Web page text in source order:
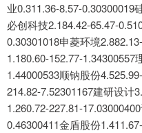
业0.311.36-8.57-0.30300019
必创科技2.184.42-65.47-
0.30301018申菱环境
1.180.60-152.77-1.34300557
1.44000533顺钠股份
214.82-7.52301167建研设计
1.260.72-227.81-
0.46300411金盾股份